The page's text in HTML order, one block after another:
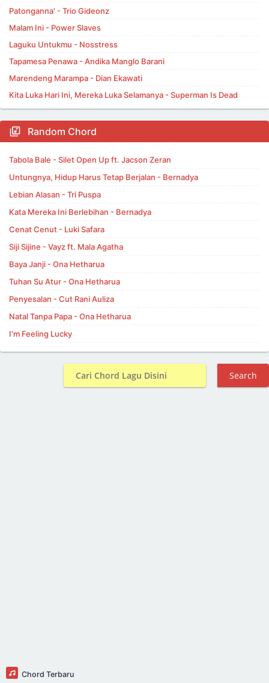
Patonganna' - Trio Gideonz
Malam Ini - Power Slaves
Laguku Untukmu - Nosstress
Tapamesa Penawa - Andika Manglo Barani
Marendeng Marampa - Dian Ekawati
Kita Luka Hari Ini, Mereka Luka Selamanya - Superman Is Dead
Random Chord
Tabola Bale - Silet Open Up ft. Jacson Zeran
Untungnya, Hidup Harus Tetap Berjalan - Bernadya
Lebian Alasan - Tri Puspa
Kata Mereka Ini Berlebihan - Bernadya
Cenat Cenut - Luki Safara
Siji Sijine - Vayz ft. Mala Agatha
Baya Janji - Ona Hetharua
Tuhan Su Atur - Ona Hetharua
Penyesalan - Cut Rani Auliza
Natal Tanpa Papa - Ona Hetharua
I'm Feeling Lucky
Search
Chord Terbaru